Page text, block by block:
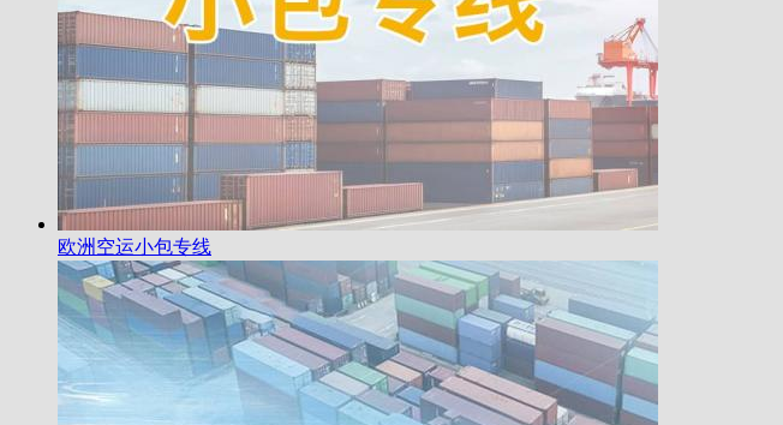
欧洲空运小包专线